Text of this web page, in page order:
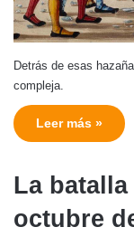
Detrás de esas
compleja.
Leer más »
La
octubre